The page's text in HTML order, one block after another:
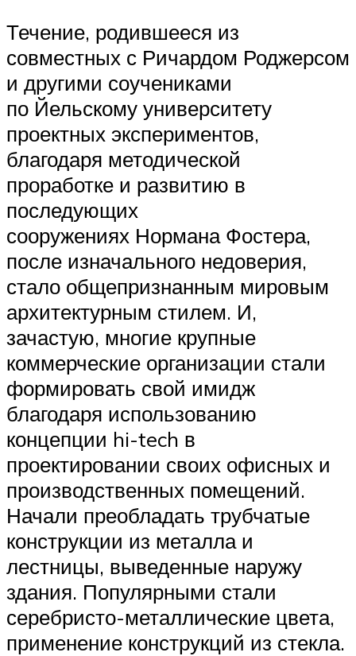
Течение, родившееся из
совместных с Ричардом Роджерсом
и другими соучениками
по Йельскому университету
проектных экспериментов,
благодаря методической
проработке и развитию в
последующих
сооружениях Нормана Фостера,
после изначального недоверия,
стало общепризнанным мировым
архитектурным стилем. И,
зачастую, многие крупные
коммерческие организации стали
формировать свой имидж
благодаря использованию
концепции hi-tech в
проектировании своих офисных и
производственных помещений.
Начали преобладать трубчатые
конструкции из металла и
лестницы, выведенные наружу
здания. Популярными стали
серебристо-металлические цвета,
применение конструкций из стекла.